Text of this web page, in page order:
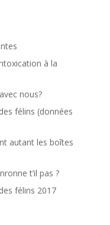
à la
nous?
félins (données
autant les boîtes
t’il pas ?
félins 2017